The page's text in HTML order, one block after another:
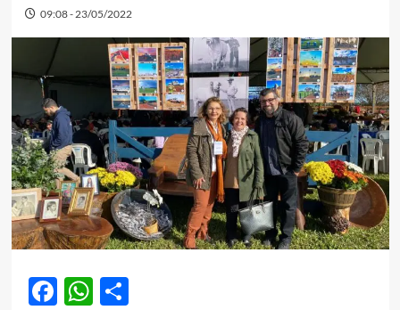
09:08 - 23/05/2022
Facebook
WhatsApp
Share